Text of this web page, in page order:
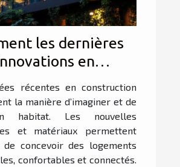
les dernières
en
votre habitat
?
récentes en construction
la manière d’imaginer et de
habitat. Les nouvelles
et matériaux permettent
de concevoir des logements
confortables et connectés.